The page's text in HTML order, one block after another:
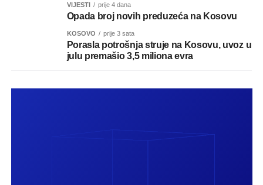
VIJESTI prije 4 dana
Opada broj novih preduzeća na Kosovu
KOSOVO prije 3 sata
Porasla potrošnja struje na Kosovu, uvoz u
julu premašio 3,5 miliona evra